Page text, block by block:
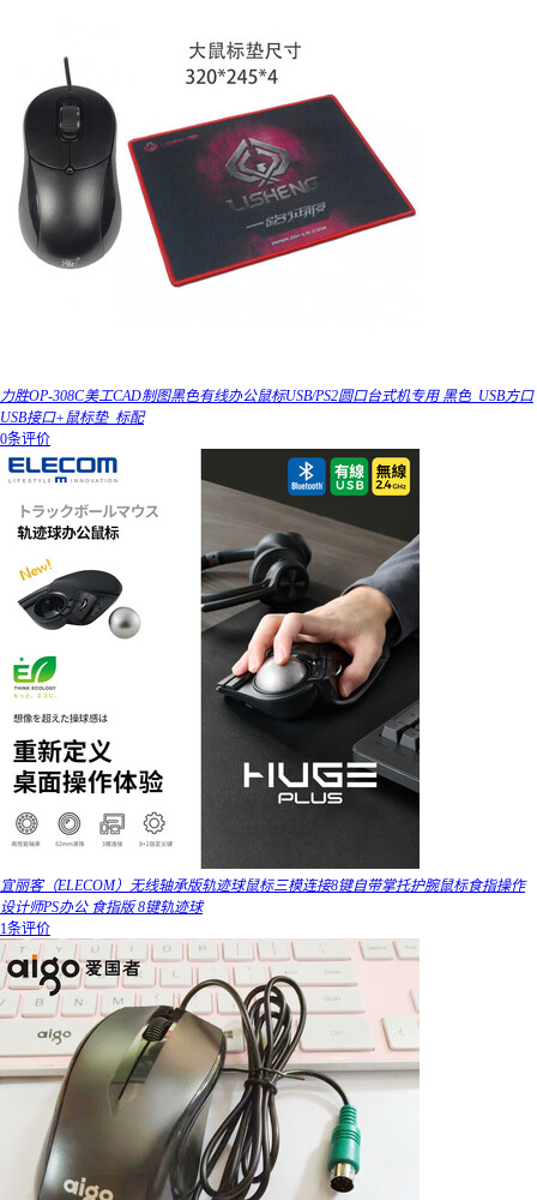
力胜OP-308C美工CAD制图黑色有线办公鼠标USB/PS2圆口台式机专用 黑色_USB方口
USB接口+鼠标垫_标配
0条评价
宜丽客（ELECOM）无线轴承版轨迹球鼠标三模连接8键自带掌托护腕鼠标食指操作
设计师PS办公 食指版 8键轨迹球
1条评价